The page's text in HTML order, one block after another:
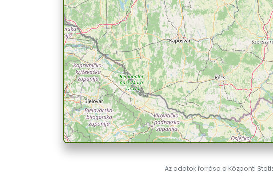
Az adatok forrása a Központi